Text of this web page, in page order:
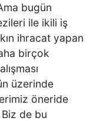
YÜREK
ETKİSİNDEKİ
ALTINDA
BEKLEDİ
CAN PAZARI 1
bugün
ile ikili iş
ihracat yapan
birçok
üzerinde
öneride
de bu